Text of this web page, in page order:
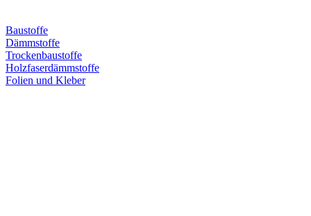
Baustoffe
Dämmstoffe
Trockenbaustoffe
Holzfaserdämmstoffe
Folien und Kleber